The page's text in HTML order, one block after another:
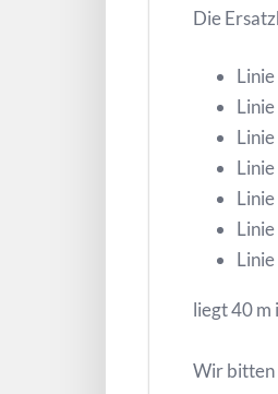
Die
liegt 40 m
Wir bitten